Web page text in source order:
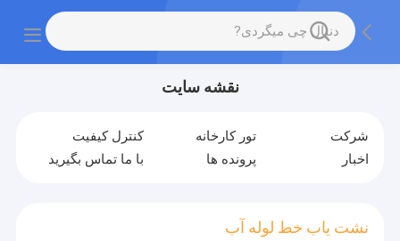
نقشه سایت
شرکت تور کارخانه
کنترل کیفیت
اخبار
پرونده ها با ما تماس بگیرید
نشت یاب خط لوله آب